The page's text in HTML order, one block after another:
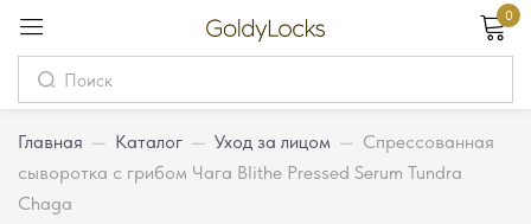
0
Главная — Каталог — Уход за лицом — Спрессованная
сыворотка с грибом Чага Blithe Pressed Serum Tundra
Chaga
Вход
Password